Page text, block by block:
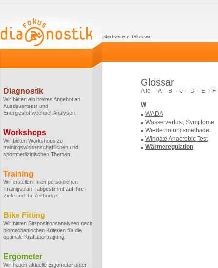
Startseite Glossar
Diagnostik
Wir bieten ein breites Angebot an
Ausdauertests und
Energiestoffwechsel-Analysen.
Workshops
Wir bieten Workshops zu
trainingswissenschaftlichen und
sportmedizinischen Themen.
Training
Wir erstellen Ihren persönlichen
Trainigsplan - abgestimmt auf Ihre
Ziele und Ihr Zeitbudget.
Bike Fitting
Wir bieten Sitzpositionsanalysen nach
biomechanischen Kriterien für die
optimale Kraftübertragung.
Ergometer
Wir haben aktuelle Ergometer unter
Glossar
Alle A B C D E F
W
WADA
Wasserverlust, Symptome
Wiederholungsmethode
Wingate Anaerobic Test
Wärmeregulation